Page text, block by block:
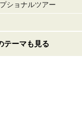
ショナルツアー
テーマも見る